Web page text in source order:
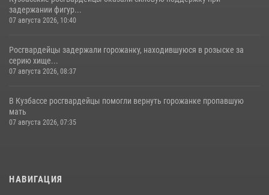
задержании фигур...
07 августа 2026, 10:40
Росгвардейцы задержали горожанку, находившуюся в розыске за
серию хище...
07 августа 2026, 08:37
В Кузбассе росгвардейцы помогли вернуть горожанке пропавшую
мать
07 августа 2026, 07:35
НАВИГАЦИЯ